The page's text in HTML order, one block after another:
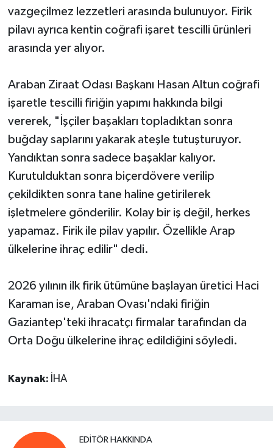
vazgeçilmez lezzetleri arasında bulunuyor. Firik
pilavı ayrıca kentin coğrafi işaret tescilli ürünleri
arasında yer alıyor.
Araban Ziraat Odası Başkanı Hasan Altun coğrafi
işaretle tescilli firiğin yapımı hakkında bilgi
vererek, "İşçiler başakları topladıktan sonra
buğday saplarını yakarak ateşle tutuşturuyor.
Yandıktan sonra sadece başaklar kalıyor.
Kurutulduktan sonra biçerdövere verilip
çekildikten sonra tane haline getirilerek
işletmelere gönderilir. Kolay bir iş değil, herkes
yapamaz. Firik ile pilav yapılır. Özellikle Arap
ülkelerine ihraç edilir" dedi.
2026 yılının ilk firik ütümüne başlayan üretici Haci
Karaman ise, Araban Ovası'ndaki firiğin
Gaziantep'teki ihracatçı firmalar tarafından da
Orta Doğu ülkelerine ihraç edildiğini söyledi.
Kaynak: İHA
EDITÖR HAKKINDA